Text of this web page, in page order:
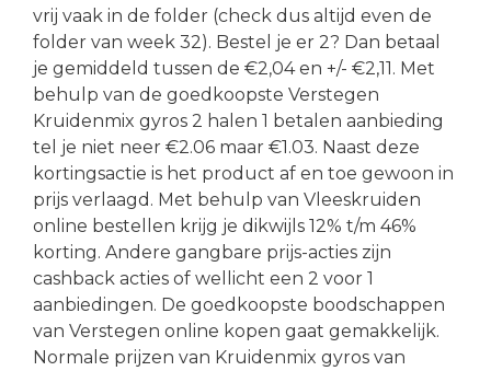
vrij vaak in de folder (check dus altijd even de
folder van week 32). Bestel je er 2? Dan betaal
je gemiddeld tussen de €2,04 en +/- €2,11. Met
behulp van de goedkoopste Verstegen
Kruidenmix gyros 2 halen 1 betalen aanbieding
tel je niet neer €2.06 maar €1.03. Naast deze
kortingsactie is het product af en toe gewoon in
prijs verlaagd. Met behulp van Vleeskruiden
online bestellen krijg je dikwijls 12% t/m 46%
korting. Andere gangbare prijs-acties zijn
cashback acties of wellicht een 2 voor 1
aanbiedingen. De goedkoopste boodschappen
van Verstegen online kopen gaat gemakkelijk.
Normale prijzen van Kruidenmix gyros van